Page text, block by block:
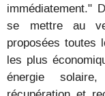
immédiatement."
se mettre au
proposées toutes
les plus
énergie solaire,